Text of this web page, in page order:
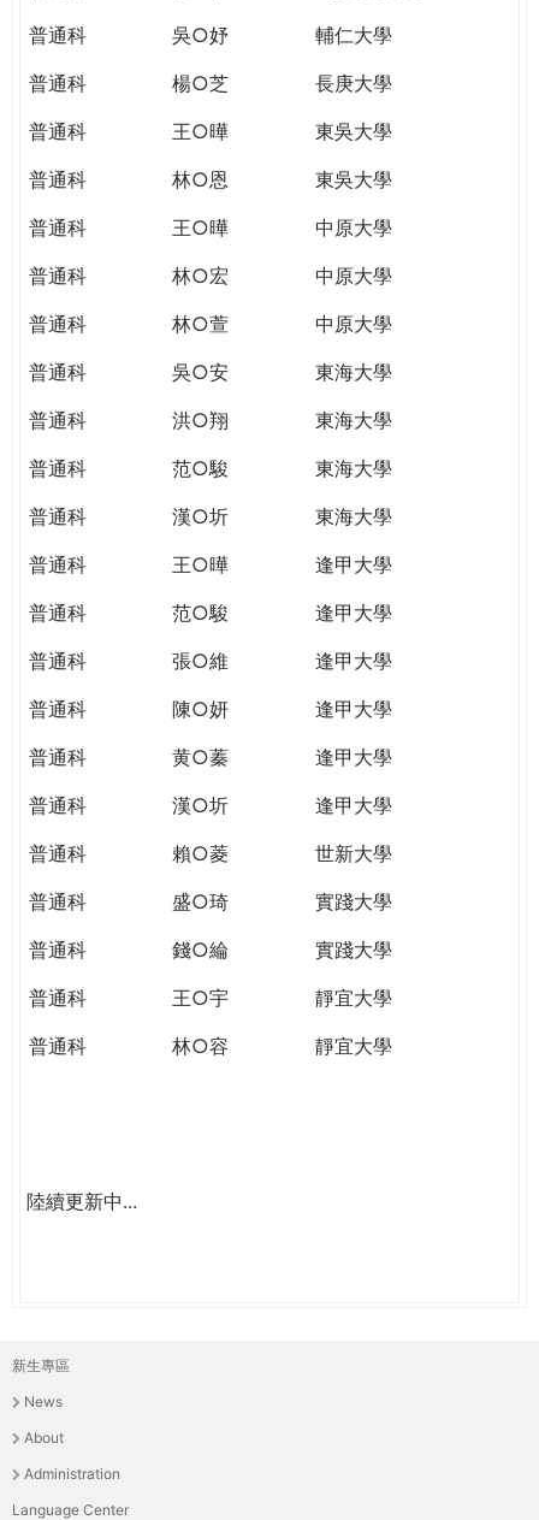
普通科
吳○妤
輔仁大學
普通科
楊○芝
長庚大學
普通科
王○曄
東吳大學
普通科
林○恩
東吳大學
普通科
王○曄
中原大學
普通科
林○宏
中原大學
普通科
林○萱
中原大學
普通科
吳○安
東海大學
普通科
洪○翔
東海大學
普通科
范○駿
東海大學
普通科
漢○圻
東海大學
普通科
王○曄
逢甲大學
普通科
范○駿
逢甲大學
普通科
張○維
逢甲大學
普通科
陳○妍
逢甲大學
普通科
黄○蓁
逢甲大學
普通科
漢○圻
逢甲大學
普通科
賴○菱
世新大學
普通科
盛○琦
實踐大學
普通科
錢○綸
實踐大學
普通科
王○宇
靜宜大學
普通科
林○容 靜宜大學
陸續更新中...
主
選
單
新生專區
News
About
Administration
Language Center